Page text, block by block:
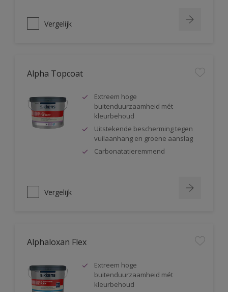
Vergelijk
Alpha Topcoat
Extreem hoge
buitenduurzaamheid mét
kleurbehoud
Uitstekende bescherming tegen
vuilaanhang en groene aanslag
Carbonatatieremmend
Vergelijk
Alphaloxan Flex
Extreem hoge
buitenduurzaamheid mét
kleurbehoud